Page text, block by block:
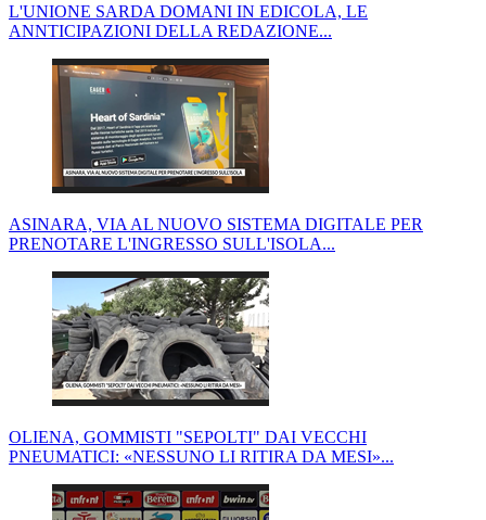
L'UNIONE SARDA DOMANI IN EDICOLA, LE
ANNTICIPAZIONI DELLA REDAZIONE...
ASINARA, VIA AL NUOVO SISTEMA DIGITALE PER
PRENOTARE L'INGRESSO SULL'ISOLA...
OLIENA, GOMMISTI "SEPOLTI" DAI VECCHI
PNEUMATICI: «NESSUNO LI RITIRA DA MESI»...